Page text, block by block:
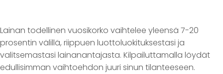
Lainan todellinen vuosikorko vaihtelee yleensä 7-20
prosentin välillä, riippuen luottoluokituksestasi ja
valitsemastasi lainanantajasta. Kilpailuttamalla löydät
edullisimman vaihtoehdon juuri sinun tilanteeseen.